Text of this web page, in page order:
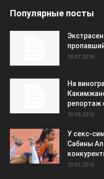
Популярные посты
18.07.2016
На
репортаж
30.08.2016
У секс-
Сабины
20.07.2016